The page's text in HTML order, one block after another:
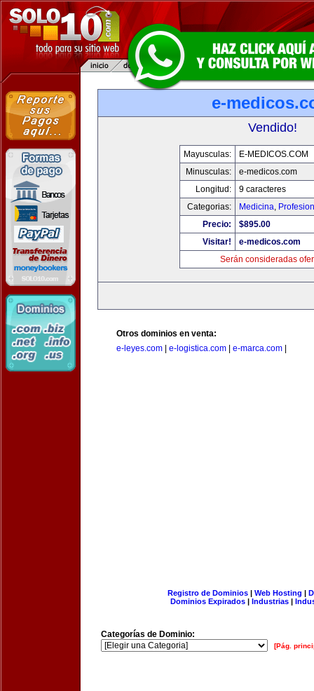
e-
Vendido!
Mayusculas:
E-MEDICOS.COM
Minusculas:
e-medicos.com
Longitud:
9 caracteres
Categorias:
Medicina,
Precio:
$895.00
Visitar!
e-medicos.com
Serán consideradas
Otros dominios en venta:
e-leyes.com
e-logistica.com e-marca.com
Registro de Dominios| Web Hosting |
Dominios Expirados | Industrias |
Categorías de Dominio:
[Pág.